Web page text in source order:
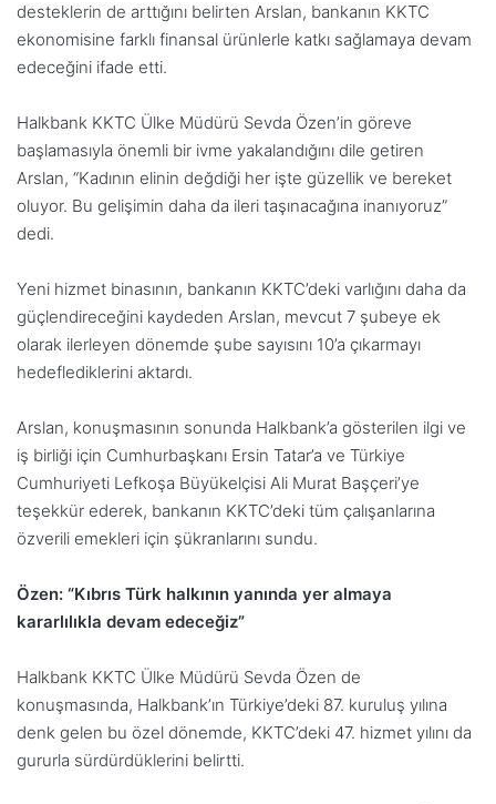
desteklerin de arttığını belirten Arslan, bankanın KKTC
ekonomisine farklı finansal ürünlerle katkı sağlamaya devam
edeceğini ifade etti.
Halkbank KKTC Ülke Müdürü Sevda Özen’in göreve
başlamasıyla önemli bir ivme yakalandığını dile getiren
Arslan, “Kadının elinin değdiği her işte güzellik ve bereket
oluyor. Bu gelişimin daha da ileri taşınacağına inanıyoruz”
dedi.
Yeni hizmet binasının, bankanın KKTC’deki varlığını daha da
güçlendireceğini kaydeden Arslan, mevcut 7 şubeye ek
olarak ilerleyen dönemde şube sayısını 10’a çıkarmayı
hedeflediklerini aktardı.
Arslan, konuşmasının sonunda Halkbank’a gösterilen ilgi ve
iş birliği için Cumhurbaşkanı Ersin Tatar’a ve Türkiye
Cumhuriyeti Lefkoşa Büyükelçisi Ali Murat Başçeri’ye
teşekkür ederek, bankanın KKTC’deki tüm çalışanlarına
özverili emekleri için şükranlarını sundu.
Özen: “Kıbrıs Türk halkının yanında yer almaya
kararlılıkla devam edeceğiz”
Halkbank KKTC Ülke Müdürü Sevda Özen de
konuşmasında, Halkbank’ın Türkiye’deki 87. kuruluş yılına
denk gelen bu özel dönemde, KKTC’deki 47. hizmet yılını da
gururla sürdürdüklerini belirtti.